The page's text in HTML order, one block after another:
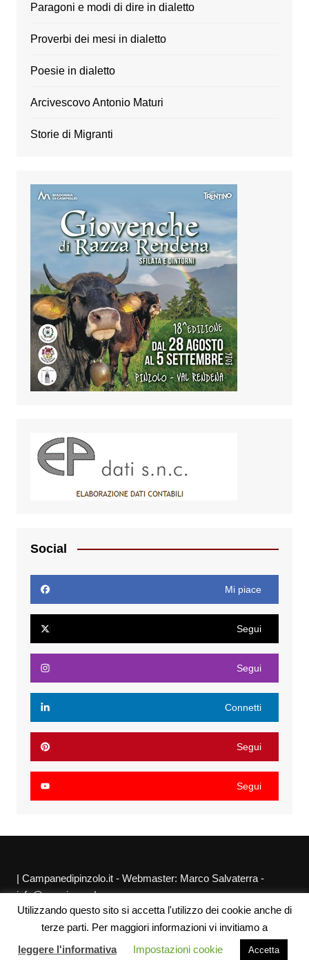
Paragoni e modi di dire in dialetto
Proverbi dei mesi in dialetto
Poesie in dialetto
Arcivescovo Antonio Maturi
Storie di Migranti
Social
Mi piace
Segui
Segui
Connetti
Segui
Segui
| Campanedipinzolo.it - Webmaster: Marco Salvaterra -
info@agraria.org |
Chi siamo Privacy Policy Sitemap Link utili
Utilizzando questo sito si accetta l'utilizzo dei cookie anche di
terze parti. Per maggiori informazioni vi invitiamo a
leggere l'informativa
Impostazioni cookie Accetta